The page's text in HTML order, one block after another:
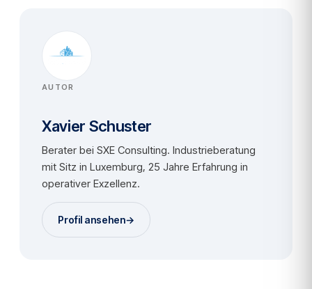
AUTOR
Xavier Schuster
Berater bei SXE Consulting. Industrieberatung
mit Sitz in Luxemburg, 25 Jahre Erfahrung in
operativer Exzellenz.
Profil ansehen→